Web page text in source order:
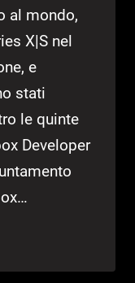
al mondo,
X|S nel
e
stati
le quinte
Developer